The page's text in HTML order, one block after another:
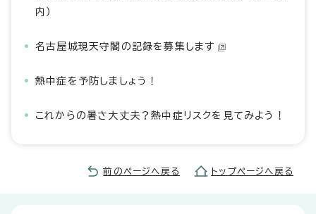
内）
名古屋城現天守閣の記録を募集します
熱中症を予防しましょう！
これからの暑さ大丈夫？熱中症リスクを見てみよう！
前のページへ戻る トップページへ戻る